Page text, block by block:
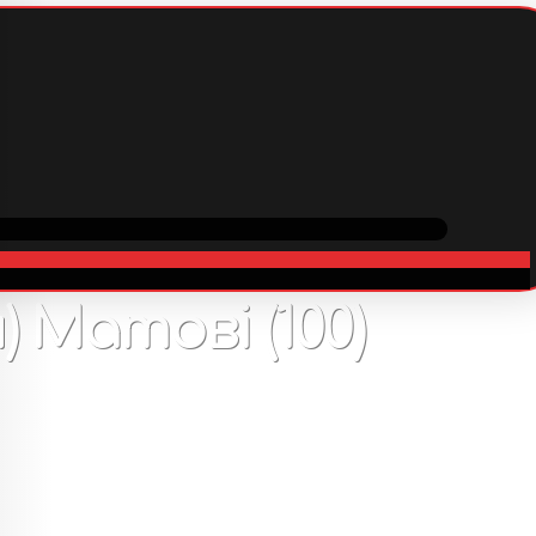
(100)
В наявності
130грн